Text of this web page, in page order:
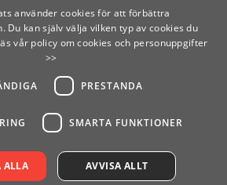
SWEDISH
använder cookies för att förbättra
Du kan själv välja vilken typ av cookies du
vår policy om cookies och personuppgifter
>>
PRESTANDA
SMARTA FUNKTIONER
ALLA AVVISA ALLT